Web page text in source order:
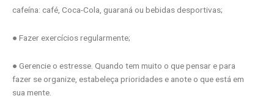
cafeína: café, Coca-Cola, guaraná ou bebidas desportivas;
● Fazer exercícios regularmente;
● Gerencie o estresse. Quando tem muito o que pensar e para
fazer se organize, estabeleça prioridades e anote o que está em
sua mente.